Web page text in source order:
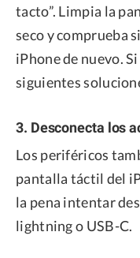
tacto”. Limpia la
seco y comprueba
iPhone de nuevo.
siguientes
3. Desconecta los
Los periféricos
pantalla táctil del
la pena intentar
lightning o USB-C.